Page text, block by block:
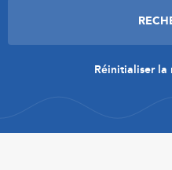
Réinitialiser la